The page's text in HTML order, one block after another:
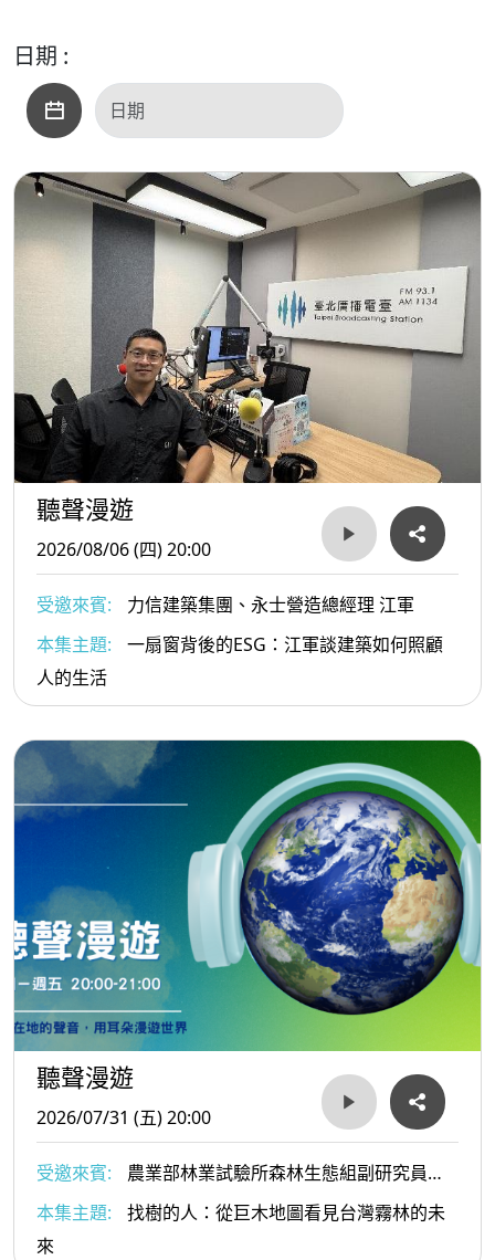
日期 :
聽聲漫遊
2026/08/06 (四) 20:00
受邀來賓:
力信建築集團、永士營造總經理 江軍
本集主題:
一扇窗背後的ESG：江軍談建築如何照顧
人的生活
聽聲漫遊
2026/07/31 (五) 20:00
受邀來賓:
農業部林業試驗所森林生態組副研究員、
《找樹的人》作者 徐嘉君
本集主題:
找樹的人：從巨木地圖看見台灣霧林的未
來